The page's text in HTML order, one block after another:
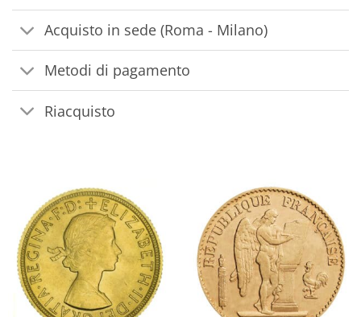
Acquisto in sede (Roma - Milano)
Metodi di pagamento
Riacquisto